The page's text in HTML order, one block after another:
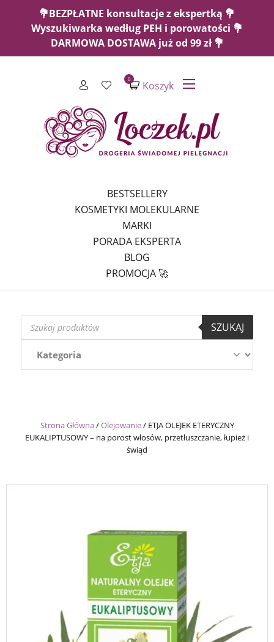
💐BEZPŁATNE konsultacje z ekspertką 💐
Wyszukiwarka według PEH i porowatości 💐
DARMOWA DOSTAWA już od 99 zł 💐
Koszyk
0
BESTSELLERY
KOSMETYKI MOLEKULARNE
MARKI
PORADA EKSPERTA
BLOG
PROMOCJA 🚀
Wyszukiwarka
produktów
SZUKAJ
Strona Główna/Olejowanie/ ETJA OLEJEK ETERYCZNY
EUKALIPTUSOWY – na porost włosów, przetłuszczanie, łupież i
świąd